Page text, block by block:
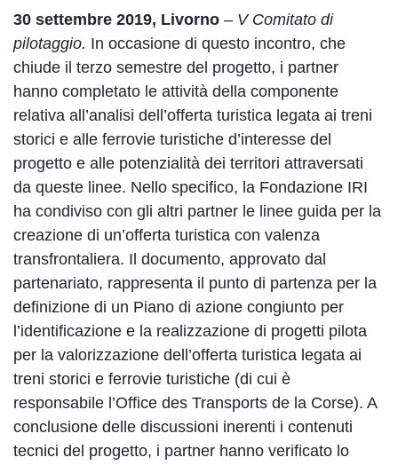
30 settembre 2019, Livorno – V Comitato di
pilotaggio. In occasione di questo incontro, che
chiude il terzo semestre del progetto, i partner
hanno completato le attività della componente
relativa all’analisi dell’offerta turistica legata ai treni
storici e alle ferrovie turistiche d’interesse del
progetto e alle potenzialità dei territori attraversati
da queste linee. Nello specifico, la Fondazione IRI
ha condiviso con gli altri partner le linee guida per la
creazione di un’offerta turistica con valenza
transfrontaliera. Il documento, approvato dal
partenariato, rappresenta il punto di partenza per la
definizione di un Piano di azione congiunto per
l’identificazione e la realizzazione di progetti pilota
per la valorizzazione dell’offerta turistica legata ai
treni storici e ferrovie turistiche (di cui è
responsabile l’Office des Transports de la Corse). A
conclusione delle discussioni inerenti i contenuti
tecnici del progetto, i partner hanno verificato lo